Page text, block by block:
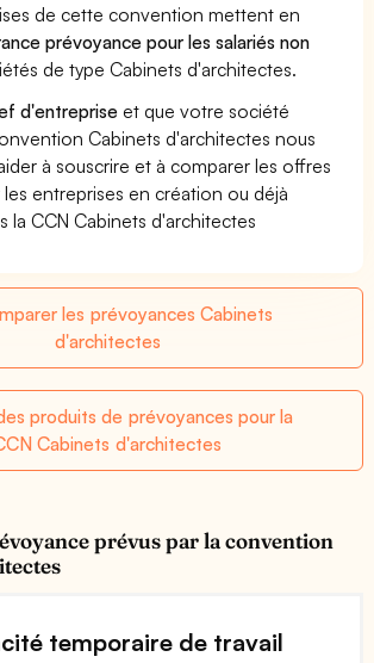
de cette convention mettent en
prévoyance pour les salariés non
de type Cabinets d'architectes.
d'entreprise et que votre société
Cabinets d'architectes nous
à souscrire et à comparer les offres
entreprises en création ou déjà
la CCN Cabinets d'architectes
les prévoyances Cabinets
d'architectes
produits de prévoyances pour la
Cabinets d'architectes
prévus par la convention
temporaire de travail